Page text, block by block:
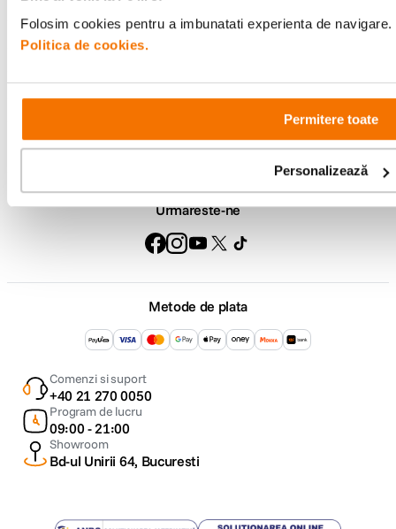
Folosim cookies pentru a imbunatati experienta de
Politica de cookies.
Permitere toate
Personalizează
Suport
Service si garantii
F64 Studio
Urmareste-ne
Metode de plata
Comenzi si suport
+40 21 270 0050
Program de lucru
09:00 - 21:00
Showroom
Bd-ul Unirii 64, Bucuresti